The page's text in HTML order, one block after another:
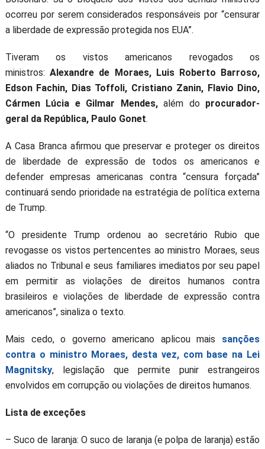
ocorreu por serem considerados responsáveis por “censurar
a liberdade de expressão protegida nos EUA”.
Tiveram os vistos americanos revogados os
ministros:Alexandre de Moraes, Luis Roberto Barroso,
Edson Fachin, Dias Toffoli, Cristiano Zanin, Flavio Dino,
Cármen Lúcia e Gilmar Mendes,além do procurador-
geral da República, Paulo Gonet.
A Casa Branca afirmou que preservar e proteger os direitos
de liberdade de expressão de todos os americanos e
defender empresas americanas contra “censura forçada”
continuará sendo prioridade na estratégia de política externa
de Trump.
“O presidente Trump ordenou ao secretário Rubio que
revogasse os vistos pertencentes ao ministro Moraes, seus
aliados no Tribunal e seus familiares imediatos por seu papel
em permitir as violações de direitos humanos contra
brasileiros e violações de liberdade de expressão contra
americanos”, sinaliza o texto.
Mais cedo, o governo americano aplicou mais sanções
contra o ministro Moraes, desta vez, com base na Lei
Magnitsky, legislação que permite punir estrangeiros
envolvidos em corrupção ou violações de direitos humanos.
Lista de exceções
– Suco de laranja: O suco de laranja (e polpa de laranja) estão